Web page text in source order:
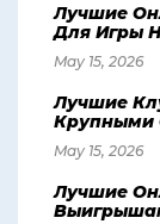
Лучшие
Для Игры
May 15, 2026
Лучшие
Крупными
May 15, 2026
Лучшие